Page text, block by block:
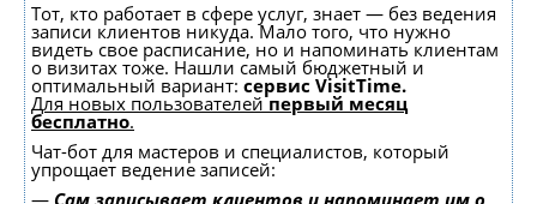
Тот, кто работает в сфере услуг, знает — без ведения
записи клиентов никуда. Мало того, что нужно
видеть свое расписание, но и напоминать клиентам
о визитах тоже. Нашли самый бюджетный и
оптимальный вариант: сервис VisitTime.
Для новых пользователейпервый месяц
бесплатно.
Чат-бот для мастеров и специалистов, который
упрощает ведение записей:
— Сам записывает клиентов и напоминает им о